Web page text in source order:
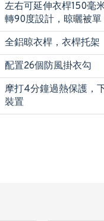
左右可延伸衣桿150毫
轉90度設計，晾曬被單
全鋁晾衣桿，衣桿托架
配置26個防風掛衣勾
摩打4分鐘過熱保護，
裝置